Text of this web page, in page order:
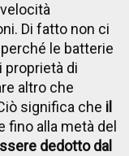
Di fatto non ci
le batterie
proprietà di
altro che
significa che il
fino alla metà del
dedotto dal